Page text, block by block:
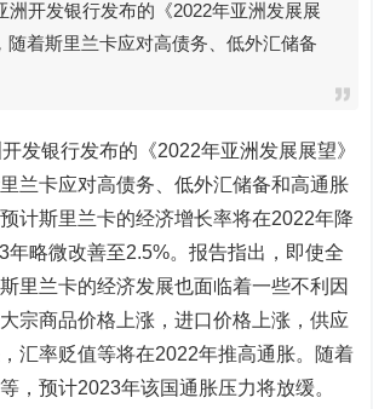
洲开发银行发布的《2022年亚洲发展展
随着斯里兰卡应对高债务、低外汇储备
发银行发布的《2022年亚洲发展展望》
兰卡应对高债务、低外汇储备和高通胀
计斯里兰卡的经济增长率将在2022年降
年略微改善至2.5%。报告指出，即使全
里兰卡的经济发展也面临着一些不利因
宗商品价格上涨，进口价格上涨，供应
汇率贬值等将在2022年推高通胀。随着
，预计2023年该国通胀压力将放缓。